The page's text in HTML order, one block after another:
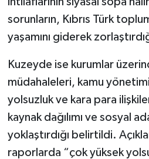
sorunların, Kıbrıs Türk
yaşamını giderek
Kuzeyde ise kurumlar
müdahaleleri, kamu
yolsuzluk ve kara para
kaynak dağılımı ve sosyal
yoklaştırdığı belirtildi.
raporlarda “çok yüksek